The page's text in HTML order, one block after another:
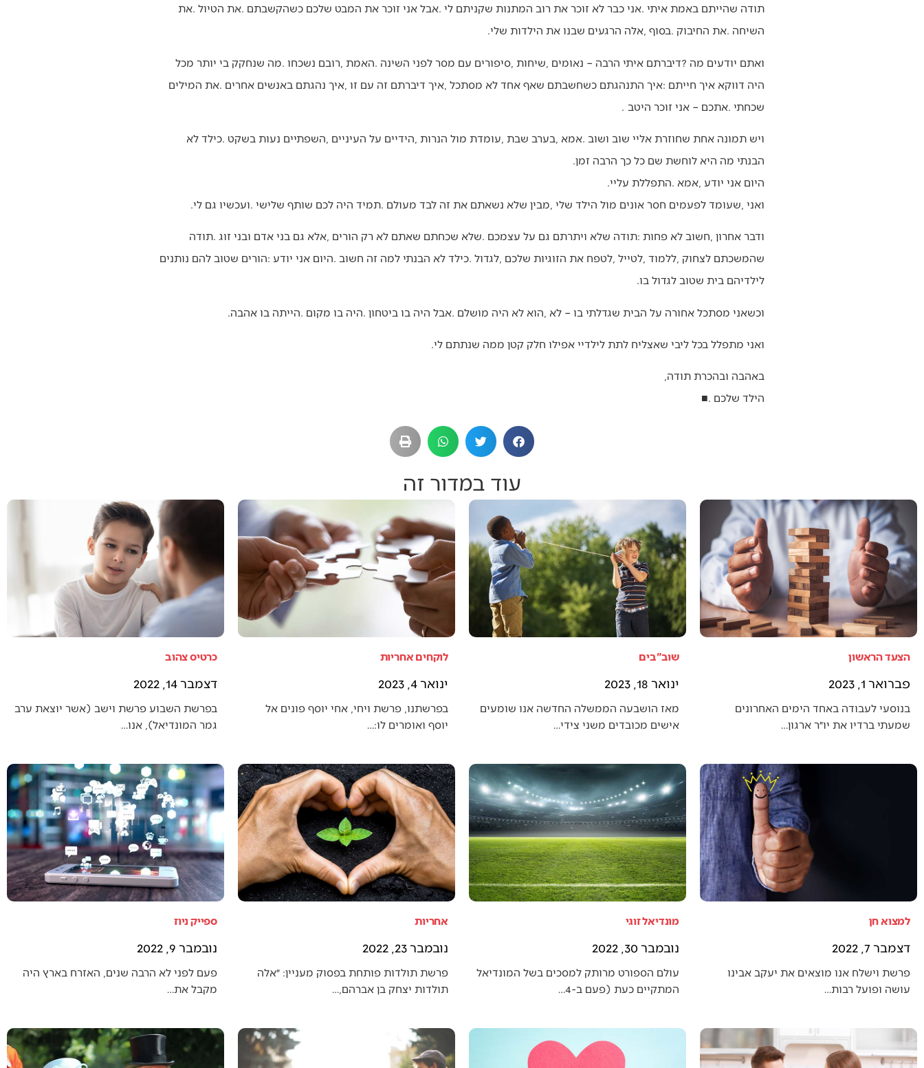
‬השיחה‭. ‬את‭ ‬החיבוק‭. ‬בסוף‭, ‬אלה‭ ‬הרגעים‭ ‬שבנו‭ ‬את‭ ‬הילדות‭ ‬שלי‭.‬
‬שכחתי‭. ‬אתכם‭ ‬‮–‬‭ ‬אני‭ ‬זוכר‭ ‬היטב‭.
‬הבנתי‭ ‬מה‭ ‬היא‭ ‬לוחשת‭ ‬שם‭ ‬כל‭ ‬כך‭ ‬הרבה‭ ‬זמן‭. ‬
היום‭ ‬אני‭ ‬יודע‭, ‬אמא‭. ‬התפללת‭ ‬עליי‭. ‬
ואני‭, ‬שעומד‭ ‬לפעמים‭ ‬חסר‭ ‬אונים‭ ‬מול‭ ‬הילד‭ ‬שלי‭, ‬מבין‭ ‬שלא‭ ‬נשאתם‭ ‬את‭ ‬זה‭ ‬לבד‭ ‬מעולם‭. ‬תמיד‭ ‬היה‭ ‬לכם‭ ‬שותף‭ ‬שלישי‭. ‬ועכשיו‭ ‬גם‭ ‬לי‭.‬
‬לילדיהם‭ ‬בית‭ ‬שטוב‭ ‬לגדול‭ ‬בו‭.‬
וכשאני‭ ‬מסתכל‭ ‬אחורה‭ ‬על‭ ‬הבית‭ ‬שגדלתי‭ ‬בו‭ – ‬לא‭, ‬הוא‭ ‬לא‭ ‬היה‭ ‬מושלם‭. ‬אבל‭ ‬היה‭ ‬בו‭ ‬ביטחון‭. ‬היה‭ ‬בו‭ ‬מקום‭. ‬הייתה‭ ‬בו‭ ‬אהבה‭.‬
ואני‭ ‬מתפלל‭ ‬בכל‭ ‬ליבי‭ ‬שאצליח‭ ‬לתת‭ ‬לילדיי‭ ‬אפילו‭ ‬חלק‭ ‬קטן‭ ‬ממה‭ ‬שנתתם‭ ‬לי‭.‬
באהבה‭ ‬ובהכרת‭ ‬תודה‭,‬
הילד‭ ‬שלכם‭. ‬
■
עוד במדור זה
הצעד הראשון
פברואר 1, 2023
בנוסעי לעבודה באחד הימים האחרונים
שמעתי ברדיו את יו״ר ארגון…
שוב"בים
ינואר 18, 2023
מאז הושבעה הממשלה החדשה אנו שומעים
אישים מכובדים משני צידי…
לוקחים אחריות
ינואר 4, 2023
בפרשתנו, פרשת ויחי, אחי יוסף פונים אל
יוסף ואומרים לו:…
כרטיס צהוב
דצמבר 14, 2022
בפרשת השבוע פרשת וישב (אשר יוצאת ערב
גמר המונדיאל), אנו…
למצוא חן
דצמבר 7, 2022
פרשת וישלח אנו מוצאים את יעקב אבינו
עושה ופועל רבות…
מונדיאל זוגי
נובמבר 30, 2022
עולם הספורט מרותק למסכים בשל המונדיאל
המתקיים כעת (פעם ב-4…
אחריות
נובמבר 23, 2022
פרשת תולדות פותחת בפסוק מעניין: ״אלה
תולדות יצחק בן אברהם,…
ספייק ניוז
נובמבר 9, 2022
פעם לפני לא הרבה שנים, האזרח בארץ היה
מקבל את…